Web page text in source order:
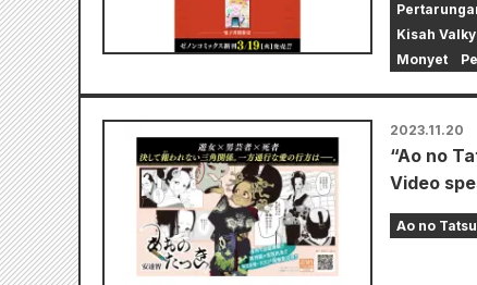
Kisah
Monyet
2023.11.20
“Ao no
Video
Ao no